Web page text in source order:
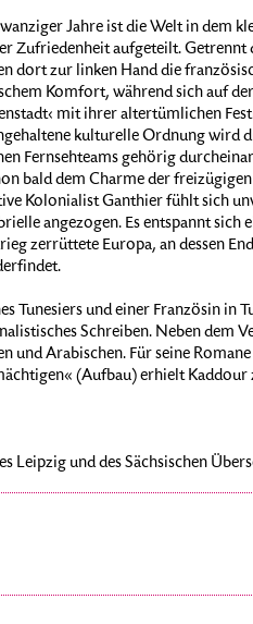
Jahre ist die Welt in dem
Zufriedenheit aufgeteilt.
dort zur linken Hand die
Komfort, während sich auf der
mit ihrer altertümlichen
kulturelle Ordnung wird
Fernsehteams gehörig
bald dem Charme der
Kolonialist Ganthier fühlt sich
angezogen. Es entspannt sich
zerrüttete Europa, an dessen
Tunesiers und einer Französin in
Schreiben. Neben dem
und Arabischen. Für seine
(Aufbau) erhielt Kaddour
Leipzig und des Sächsischen